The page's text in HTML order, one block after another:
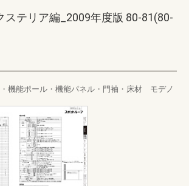
ステリア編_2009年度版 80-81(80-
機能ポール・機能パネル・門袖・床材 モデノ